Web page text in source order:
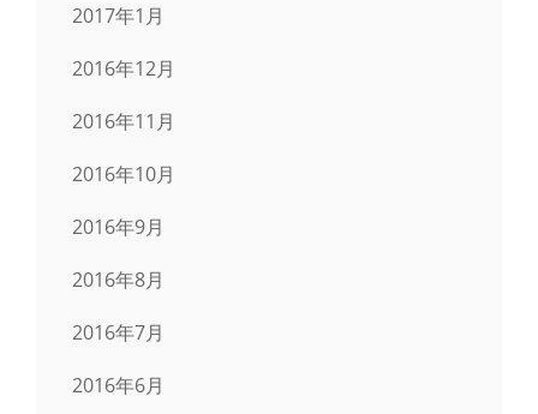
2017年1月
2016年12月
2016年11月
2016年10月
2016年9月
2016年8月
2016年7月
2016年6月